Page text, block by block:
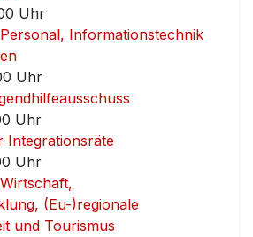
Uhr
Informationstechnik
Uhr
Uhr
Integrationsräte
Uhr
(Eu-)regionale
und Tourismus